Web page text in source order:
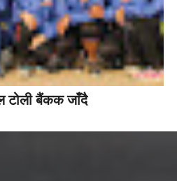
टोली बैंकक जाँदै